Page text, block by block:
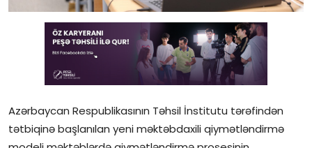
Elm və innovasiya
Reportaj
Pedaqogika
Azərbaycan Respublikasının Təhsil İnstitutu tərəfindən
tətbiqinə başlanılan yeni məktəbdaxili qiymətləndirmə